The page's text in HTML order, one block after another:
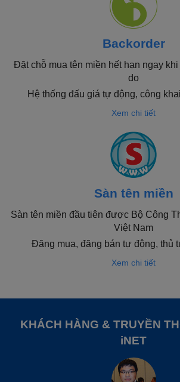
Backorder
Đặt chỗ mua tên miền hết hạn ngay
do
Hệ thống đấu giá tự động, công
Xem chi tiết
Sàn tên miền
Sàn tên miền đầu tiên được Bộ Công
Việt Nam
Đăng mua, đăng bán tự động, thủ
Xem chi tiết
KHÁCH HÀNG & TRUYỀN
iNET